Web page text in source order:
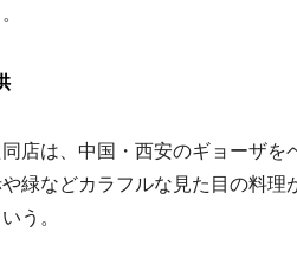
店は、中国・西安のギョーザを
緑などカラフルな見た目の料理
う。